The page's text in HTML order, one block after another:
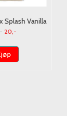
Splash Vanilla
Dato
20,-